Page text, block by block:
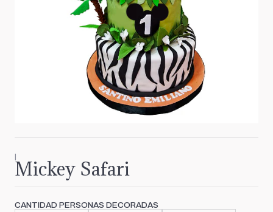
|
Mickey Safari
CANTIDAD PERSONAS DECORADAS